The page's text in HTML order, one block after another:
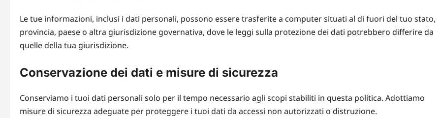
Le tue informazioni, inclusi i dati personali, possono essere trasferite a computer situati al di fuori del tuo stato,
provincia, paese o altra giurisdizione governativa, dove le leggi sulla protezione dei dati potrebbero differire da
quelle della tua giurisdizione.
Conservazione dei dati e misure di sicurezza
Conserviamo i tuoi dati personali solo per il tempo necessario agli scopi stabiliti in questa politica. Adottiamo
misure di sicurezza adeguate per proteggere i tuoi dati da accessi non autorizzati o distruzione.